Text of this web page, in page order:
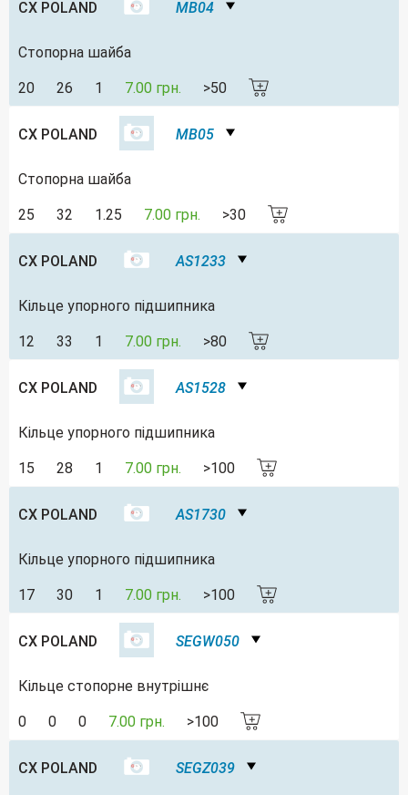
CX POLAND MB04
Стопорна шайба
20 26 1 7.00 грн. >50
CX POLAND MB05
Стопорна шайба
25 32 1.25 7.00 грн. >30
CX POLAND AS1233
Кільце упорного підшипника
12 33 1 7.00 грн. >80
CX POLAND AS1528
Кільце упорного підшипника
15 28 1 7.00 грн. >100
CX POLAND AS1730
Кільце упорного підшипника
17 30 1 7.00 грн. >100
CX POLAND SEGW050
Кільце стопорне внутрішнє
0 0 0 7.00 грн. >100
CX POLAND SEGZ039